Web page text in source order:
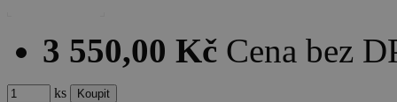
3 550,00 Kč Cena bez
ks